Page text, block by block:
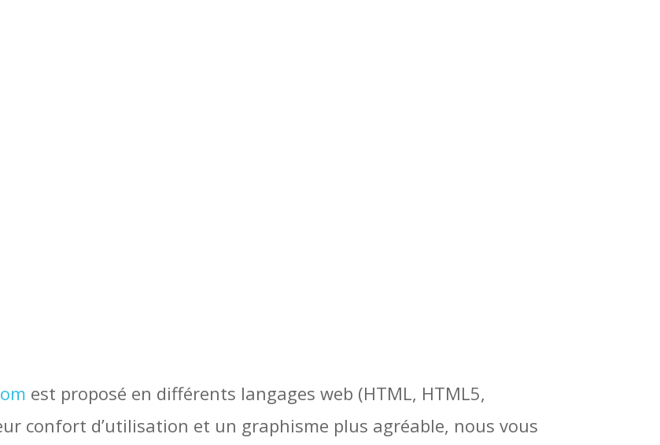
est proposé en différents langages web (HTML, HTML5,
confort d’utilisation et un graphisme plus agréable, nous vous